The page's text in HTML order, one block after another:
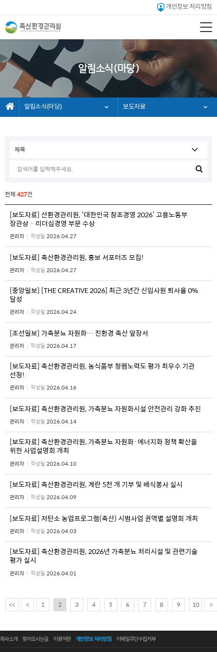
개인정보 처리방침
알림소식(마당)
알림소식(마당) 보도자료
전체 427건
[보도자료] 산환경관리원, ‘대한민국 창조경영 2026’ 고용노동부
장관상 · 리더십경영 부문 수상
관리자 작성일 2026.04.27
[보도자료] 축산환경관리원, 홍보 서포터즈 모집!
관리자 작성일 2026.04.27
[중앙일보] [THE CREATIVE 2026] 최근 3년간 신입사원 퇴사율 0%
달성
관리자 작성일 2026.04.24
[조선일보] 가축분뇨 자원화… 친환경 축산 앞장서
관리자 작성일 2026.04.17
[보도자료] 축산환경관리원, 농식품부 청렴노력도 평가 최우수 기관
선정!
관리자 작성일 2026.04.16
[보도자료] 축산환경관리원, 가축분뇨 자원화시설 안전관리 강화 추진
관리자 작성일 2026.04.14
[보도자료] 축산환경관리원, 가축분뇨 자원화·에너지화 정책 확산을
위한 사업설명회 개최
관리자 작성일 2026.04.10
[보도자료] 축산환경관리원, 계란 5천 개 기부 및 배식봉사 실시
관리자 작성일 2026.04.09
[보도자료] 저탄소 농업프로그램(축산) 시범사업 권역별 설명회 개최
관리자 작성일 2026.04.03
[보도자료] 축산환경관리원, 2026년 가축분뇨 처리시설 및 관련기술
평가 실시
관리자 작성일 2026.04.01
<< < 1 2 3 4 5 6 7 8 9 10 >
회사소개 찾아오시는길 이용약관 개인정보 처리방침 이메일무단수집거부